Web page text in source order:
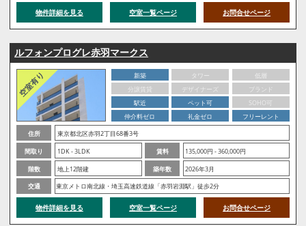
物件詳細を見る 空室一覧ページ お問合せページ
ルフォンプログレ赤羽マークス
新築 タワー
低層
分譲賃貸
デザイナーズ
ブランド
駅近
ペット可
SOHO可
仲介料ゼロ
礼金ゼロ
フリーレント
住所
東京都北区赤羽2丁目68番3号
間取り
1DK - 3LDK 賃料
135,000円 - 360,000円
階数
地上12階建 築年数
2026年3月
交通
東京メトロ南北線・埼玉高速鉄道線「赤羽岩淵駅」徒歩2分
物件詳細を見る 空室一覧ページ お問合せページ